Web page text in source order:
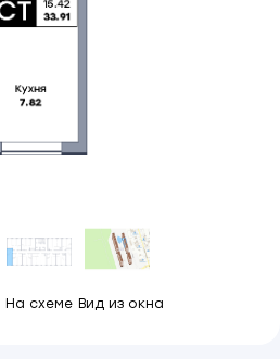
На схеме Вид из окна